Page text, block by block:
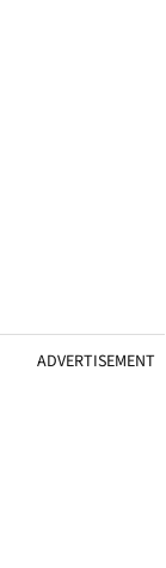
ADVERTISEMENT